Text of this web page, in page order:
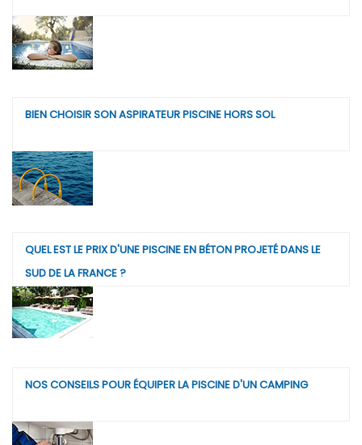
BIEN CHOISIR SON ASPIRATEUR PISCINE HORS SOL
QUEL EST LE PRIX D'UNE PISCINE EN BÉTON PROJETÉ DANS LE
SUD DE LA FRANCE ?
NOS CONSEILS POUR ÉQUIPER LA PISCINE D'UN CAMPING